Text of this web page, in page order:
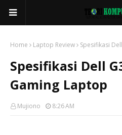
Home Laptop Review Spesifikasi
Spesifikasi Dell
Gaming Laptop
Mujiono 8:26 AM